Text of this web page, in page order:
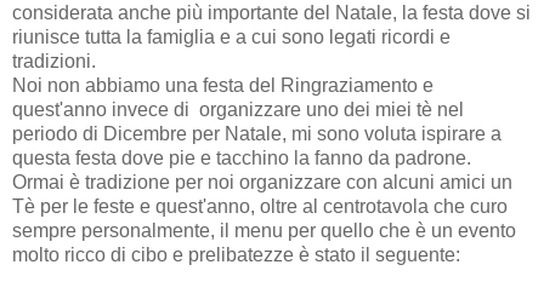
considerata anche più importante del Natale, la festa dove si
riunisce tutta la famiglia e a cui sono legati ricordi e
tradizioni.
Noi non abbiamo una festa del Ringraziamento e
quest'anno invece di organizzare uno dei miei tè nel
periodo di Dicembre per Natale, mi sono voluta ispirare a
questa festa dove pie e tacchino la fanno da padrone.
Ormai è tradizione per noi organizzare con alcuni amici un
Tè per le feste e quest'anno, oltre al centrotavola che curo
sempre personalmente, il menu per quello che è un evento
molto ricco di cibo e prelibatezze è stato il seguente: